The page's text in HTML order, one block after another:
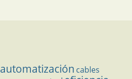
automatización cables